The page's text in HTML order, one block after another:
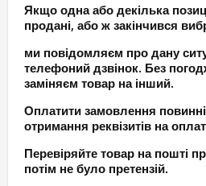
Якщо одна або декілька
продані, або ж закінчився
ми повідомляєм про дану
телефоний дзвінок. Без
заміняєм товар на інший.
Оплатити замовлення
отримання реквізитів на
Перевіряйте товар на пошті
потім не було претензій.